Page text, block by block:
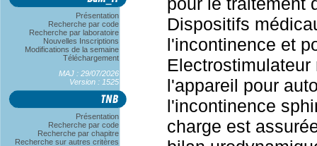
Présentation
Recherche par code
Recherche par laboratoire
Nouvelles Inscriptions
Modifications de la semaine
Téléchargement
MAJ : 29/07/2026
Version : 1525
Présentation
Recherche par code
Recherche par chapitre
Recherche sur autres critères
Dispositifs
l'incontinence et
l'appareil pour
l'incontinence
charge est